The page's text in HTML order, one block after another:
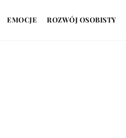
EMOCJE ROZWÓJ OSOBISTY